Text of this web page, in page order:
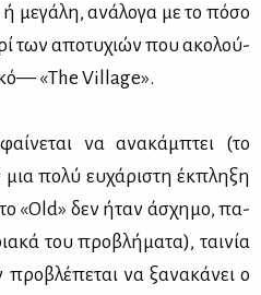
ή με­γά­λη, ανά­λο­γα με το πό­σο
των απο­τυ­χιών που ακο­λού­
«The Village».
να ανα­κάμ­πτει (το
πο­λύ ευ­χά­ρι­στη έκ­πλη­ξη
«Old» δεν ήταν άσχη­μο, πα­
του προ­βλή­μα­τα), ται­νία
να ξα­να­κά­νει ο